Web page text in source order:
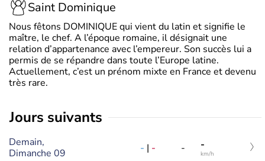
Saint Dominique
Nous fêtons DOMINIQUE qui vient du latin et signifie le
maître, le chef. A l’époque romaine, il désignait une
relation d’appartenance avec l’empereur. Son succès lui a
permis de se répandre dans toute l’Europe latine.
Actuellement, c’est un prénom mixte en France et devenu
très rare.
jours suivants
Demain,
Dimanche 09
- | - - -
km/h